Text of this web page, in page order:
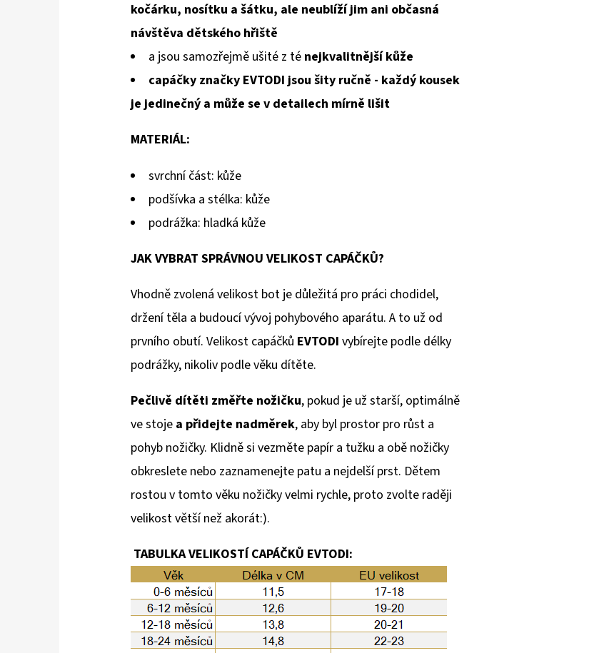
kočárku, nosítku a šátku, ale neublíží jim ani občasná
návštěva dětského hřiště
a jsou samozřejmě ušité z té nejkvalitnější kůže
capáčky značky EVTODI jsou šity ručně - každý kousek
je jedinečný a může se v detailech mírně lišit
MATERIÁL:
svrchní část: kůže
podšívka a stélka: kůže
podrážka: hladká kůže
JAK VYBRAT SPRÁVNOU VELIKOST CAPÁČKŮ?
Vhodně zvolená velikost bot je důležitá pro práci chodidel,
držení těla a budoucí vývoj pohybového aparátu. A to už od
prvního obutí. Velikost capáčků EVTODI vybírejte podle délky
podrážky, nikoliv podle věku dítěte.
Pečlivě dítěti změřte nožičku, pokud je už starší, optimálně
ve stoje a přidejte nadměrek, aby byl prostor pro růst a
pohyb nožičky. Klidně si vezměte papír a tužku a obě nožičky
obkreslete nebo zaznamenejte patu a nejdelší prst. Dětem
rostou v tomto věku nožičky velmi rychle, proto zvolte raději
velikost větší než akorát:).
TABULKA VELIKOSTÍ CAPÁČKŮ EVTODI: